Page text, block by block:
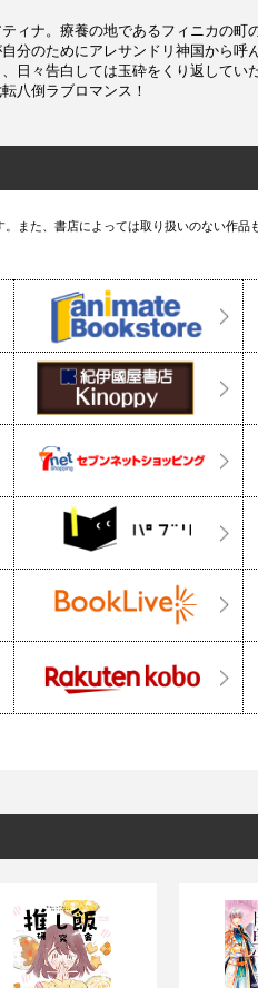
ィナ。療養の地であるフィニカの町
分のためにアレサンドリ神国から呼
日々告白しては玉砕をくり返してい
八倒ラブロマンス！
また、書店によっては取り扱いのない作品